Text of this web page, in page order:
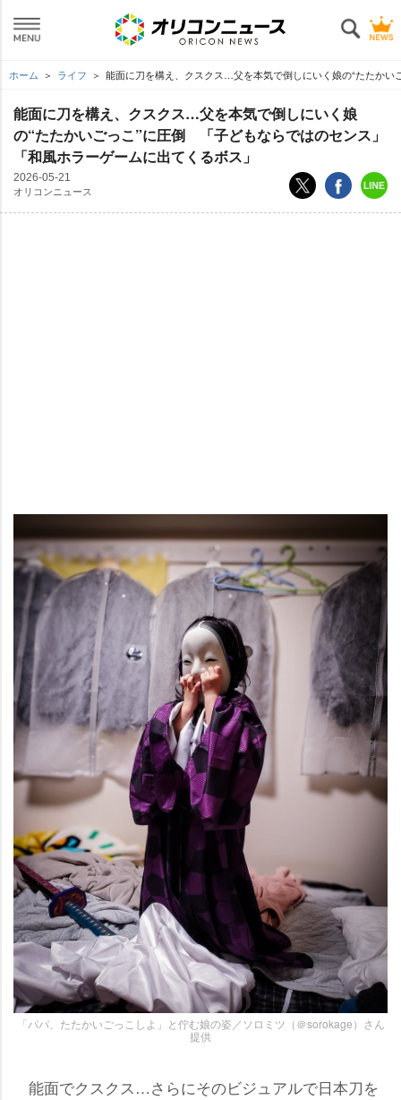
ホーム ライフ 能面に刀を構え、クスクス…父を本気で倒しにいく娘の“たたか
能面に刀を構え、クスクス…父を本気で倒しにいく娘
の“たたかいごっこ”に圧倒 「子どもならではのセンス」
「和風ホラーゲームに出てくるボス」
2026-05-21
オリコンニュース
「パパ、たたかいごっこしよ」と佇む娘の姿／ソロミツ（＠sorokage）さん
提供
能面でクスクス…さらにそのビジュアルで日本刀を